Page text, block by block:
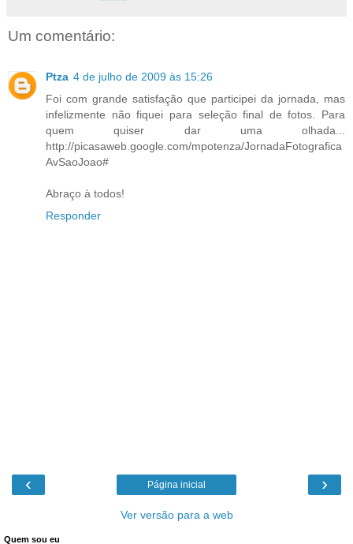
Um comentário:
Ptza 4 de julho de 2009 às 15:26
Foi com grande satisfação que participei da jornada, mas
infelizmente não fiquei para seleção final de fotos. Para
quem quiser dar uma olhada...
http://picasaweb.google.com/mpotenza/JornadaFotografica
AvSaoJoao#
Abraço à todos!
Responder
‹ ›
Página inicial
Ver versão para a web
Quem sou eu